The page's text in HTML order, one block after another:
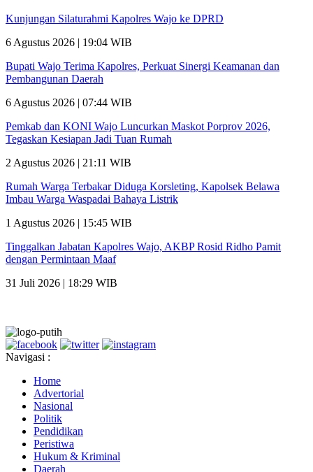
Kunjungan Silaturahmi Kapolres Wajo ke DPRD
6 Agustus 2026 | 19:04 WIB
Bupati Wajo Terima Kapolres, Perkuat Sinergi Keamanan dan
Pembangunan Daerah
6 Agustus 2026 | 07:44 WIB
Pemkab dan KONI Wajo Luncurkan Maskot Porprov 2026,
Tegaskan Kesiapan Jadi Tuan Rumah
2 Agustus 2026 | 21:11 WIB
Rumah Warga Terbakar Diduga Korsleting, Kapolsek Belawa
Imbau Warga Waspadai Bahaya Listrik
1 Agustus 2026 | 15:45 WIB
Tinggalkan Jabatan Kapolres Wajo, AKBP Rosid Ridho Pamit
dengan Permintaan Maaf
31 Juli 2026 | 18:29 WIB
Navigasi :
Home
Advertorial
Nasional
Politik
Pendidikan
Peristiwa
Hukum & Kriminal
Daerah